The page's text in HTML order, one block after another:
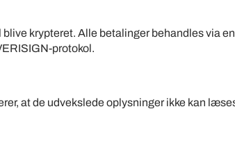
krypteret. Alle betalinger behandles via
protokol.
at de udvekslede oplysninger ikke kan